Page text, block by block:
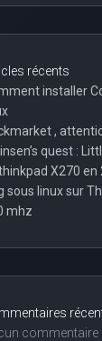
récents
installer
,
quest :
thinkpad X270 en
sous linux sur
mhz
commentaire